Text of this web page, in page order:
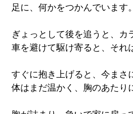
足に、何かをつかんでいます。
ぎょっとして後を追うと、カ
車を避けて駆け寄ると、そ
すぐに抱き上げると、今まさ
体はまだ温かく、胸のあたり